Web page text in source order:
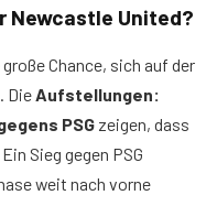
Newcastle United?
Chance, sich auf der
Die Aufstellungen:
PSG zeigen, dass
Sieg gegen PSG
weit nach vorne